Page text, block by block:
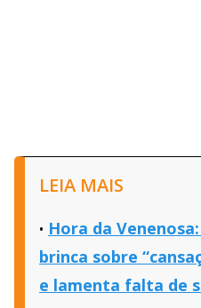
LEIA MAIS
Hora da
brinca sobre
e lamenta falta de